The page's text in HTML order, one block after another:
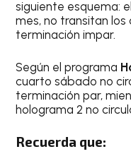
siguiente esquema:
mes, no transitan
terminación impar.
Según el programa
cuarto sábado no
terminación par,
holograma 2 no
Recuerda que: